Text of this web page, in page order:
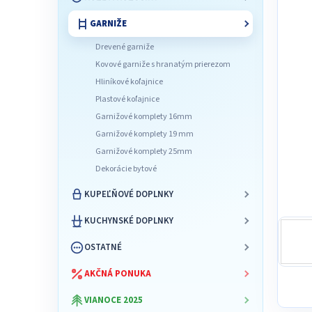
GARNIŽE
Drevené garniže
Kovové garniže s hranatým prierezom
Hliníkové koľajnice
Plastové koľajnice
Garnižové komplety 16mm
Garnižové komplety 19 mm
Garnižové komplety 25mm
Dekorácie bytové
KUPEĽŇOVÉ DOPLNKY
KUCHYNSKÉ DOPLNKY
OSTATNÉ
AKČNÁ PONUKA
VIANOCE 2025